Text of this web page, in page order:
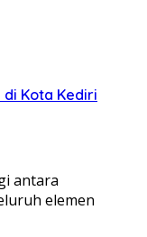
Kota Kediri
antara
elemen